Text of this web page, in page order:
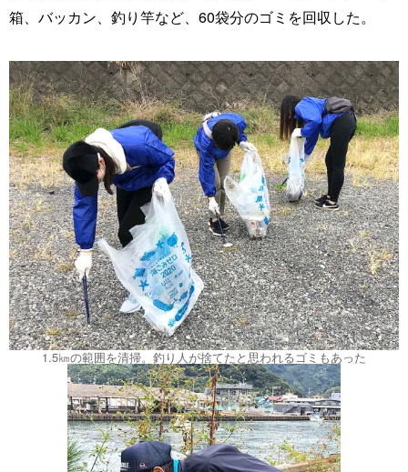
箱、バッカン、釣り竿など、60袋分のゴミを回収した。
1.5㎞の範囲を清掃。釣り人が捨てたと思われるゴミもあった